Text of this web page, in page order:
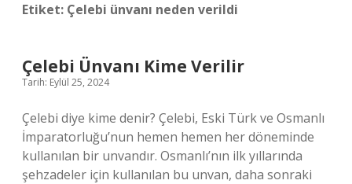
Etiket: Çelebi ünvanı neden verildi
Çelebi Ünvanı Kime Verilir
Tarih: Eylül 25, 2024
Çelebi diye kime denir? Çelebi, Eski Türk ve Osmanlı
İmparatorluğu’nun hemen hemen her döneminde
kullanılan bir unvandır. Osmanlı’nın ilk yıllarında
şehzadeler için kullanılan bu unvan, daha sonraki